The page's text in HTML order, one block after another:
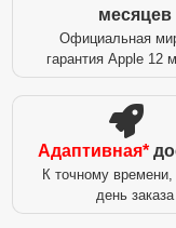
месяцев
Официальная
гарантия Apple 12
Адаптивная*
К точному
день заказа